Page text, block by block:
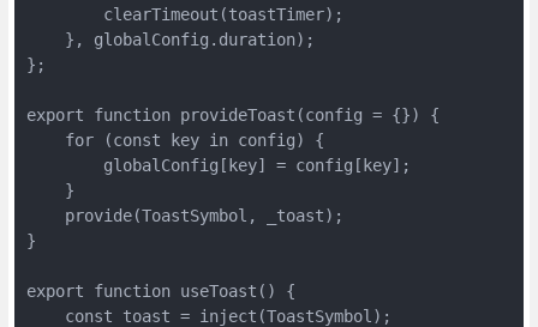
        clearTimeout(toastTimer);
    }, globalConfig.duration);
};
export function provideToast(config = {}) {
    for (const key in config) {
        globalConfig[key] = config[key];
    }
    provide(ToastSymbol, _toast);
}
export function useToast() {
    const toast = inject(ToastSymbol);